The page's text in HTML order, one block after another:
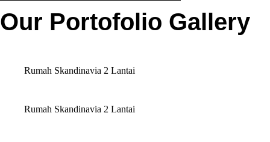
Our Portofolio Gallery
Rumah Skandinavia 2 Lantai
Rumah Skandinavia 2 Lantai